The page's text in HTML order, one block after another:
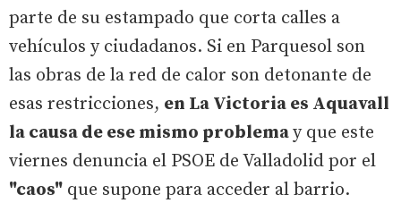
parte de su estampado que corta calles a
vehículos y ciudadanos. Si en Parquesol son
las obras de la red de calor son detonante de
esas restricciones, en La Victoria es Aquavall
la causa de ese mismo problemay que este
viernes denuncia el PSOE de Valladolid por el
"caos" que supone para acceder al barrio.